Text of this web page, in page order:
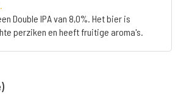
Double IPA van 8,0%. Het bier is
perziken en heeft fruitige aroma's.